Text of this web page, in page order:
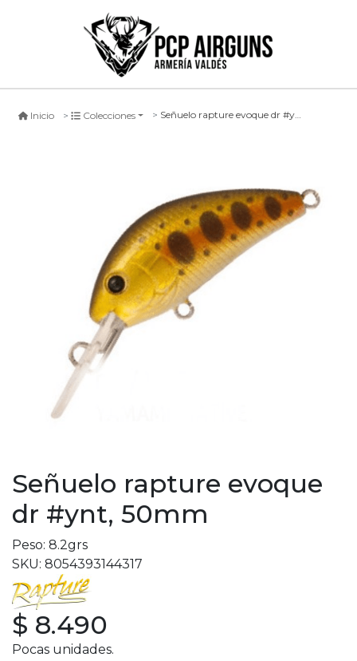
Inicio Colecciones Señuelo rapture evoque dr #ynt, 50mm
Señuelo rapture evoque
dr #ynt, 50mm
Peso: 8.2grs
SKU: 8054393144317
$ 8.490
Pocas unidades.